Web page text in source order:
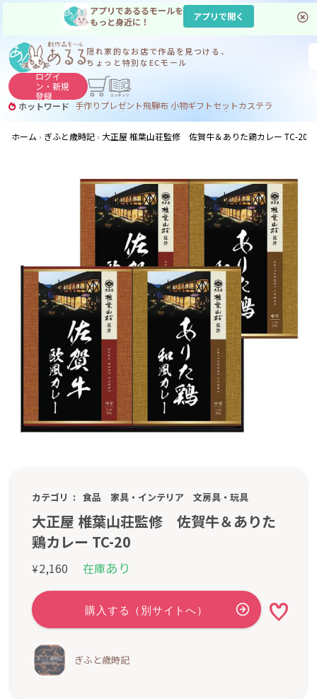
アプリであるるモールを
もっと身近に！
アプリで開く
隠れ家的なお店で作品を見つける、
ちょっと特別なECモール
ログイ
ン・新規
登録
ホットワード 手作りプレゼント飛騨布 小物ギフトセットカステラ
サヌカイト コーヒー
ジンギスカン
ホーム
ぎふと歳時記 大正屋 椎葉山荘監修 佐賀牛＆ありた鶏カレー TC-20
カテゴリ 食品 家具・インテリア 文房具・玩具
大正屋 椎葉山荘監修 佐賀牛＆ありた
鶏カレー TC-20
¥2,160 在庫あり
ぎふと歳時記